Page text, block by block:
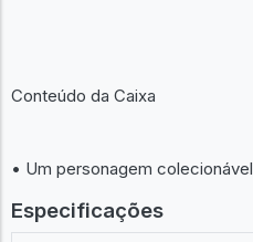
Conteúdo da Caixa
• Um personagem colecionável
Especificações